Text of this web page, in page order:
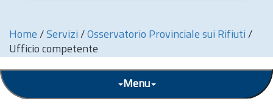
Home / Servizi / Osservatorio Provinciale sui Rifiuti /
Ufficio competente
Menu